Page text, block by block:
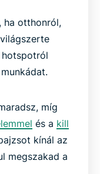
ha otthonról,
míg
és a kill
kínál az
megszakad a